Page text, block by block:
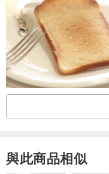
並將鏡腳合起收納於 sun
間，需要使用太陽眼鏡的
取出並戴上。
設計國別 德國
製造地 德國
商品尺寸 6.5 cm (H) x
與此商品相似